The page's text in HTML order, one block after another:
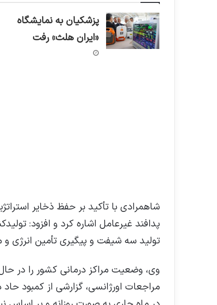
پزشکیان به نمایشگاه
«ایران هلث» رفت
شاهمرادی با تأکید بر حفظ ذخایر
پدافند غیرعامل اشاره کرد و افزود:
تولید سه شیفت و پیگیری تأمین انرژی و
وی، وضعیت مراکز درمانی کشور را در
مراجعات اورژانسی، گزارشی از کمبود